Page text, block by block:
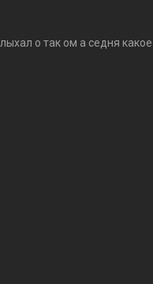
о так ом а седня какое